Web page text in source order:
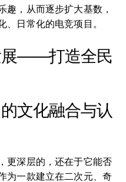
趣，从而逐步扩大基数，
、日常化的电竞项目。
展——打造全民
文化融合与认
更深层的，还在于它能否
为一款建立在二次元、奇